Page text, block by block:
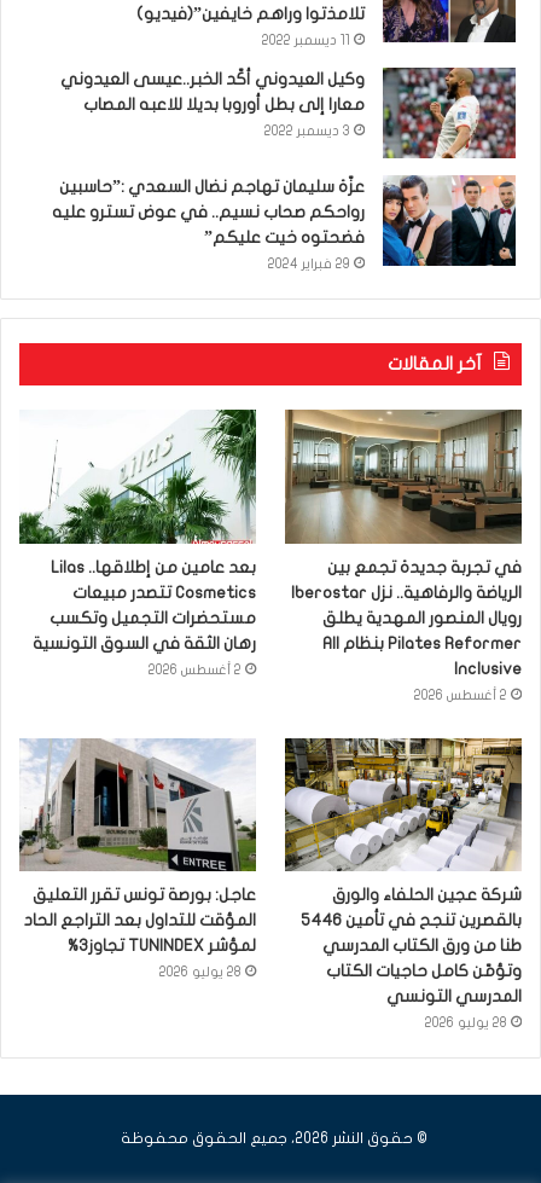
تلامذتوا وراهم خايفين”(فيديو)
وكيل العيدوني أكّد الخبر..عيسى العيدوني
معارا إلى بطل أوروبا بديلا للاعبه المصاب
3 ديسمبر 2022
عزّة سليمان تهاجم نضال السعدي :”حاسبين
رواحكم صحاب نسيم.. في عوض تسترو عليه
فضحتوه خيت عليكم”
29 فبراير 2024
آخر المقالات
في تجربة جديدة تجمع بين
رويال المنصور المهدية يطلق
Pilates Reformer بنظام All
Inclusive
2 أغسطس 2026
بعد عامين من إطلاقها.. Lilas
Cosmetics تتصدر مبيعات
مستحضرات التجميل وتكسب
رهان الثقة في السوق التونسية
2 أغسطس 2026
شركة عجين الحلفاء والورق
بالقصرين تنجح في تأمين 5446
طنا من ورق الكتاب المدرسي
وتؤمّن كامل حاجيات الكتاب
المدرسي التونسي
28 يوليو 2026
عاجل: بورصة تونس تقرر التعليق
المؤقت للتداول بعد التراجع الحاد
لمؤشر TUNINDEX تجاوز3%
28 يوليو 2026
© حقوق النشر 2026، جميع الحقوق محفوظة